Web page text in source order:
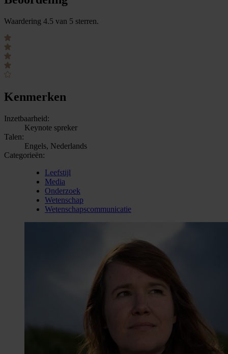
Waardering 4.5 van 5 sterren.
Kenmerken
Inzetbaarheid:
Keynote spreker
Talen:
Engels, Nederlands
Categorieën:
Leefstijl
Media
Onderzoek
Wetenschap
Wetenschapscommunicatie